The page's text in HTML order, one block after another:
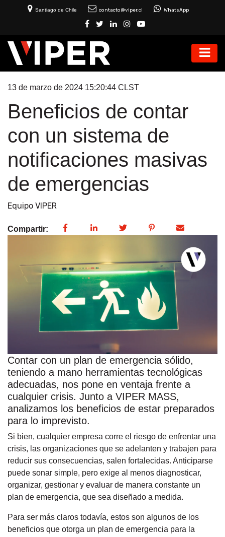
Santiago de Chile contacto@viper.cl WhatsApp
13 de marzo de 2024 15:20:44 CLST
Beneficios de contar
con un sistema de
notificaciones masivas
de emergencias
Equipo VIPER
Compartir:
Contar con un plan de emergencia sólido,
teniendo a mano herramientas tecnológicas
adecuadas, nos pone en ventaja frente a
cualquier crisis. Junto a VIPER MASS,
analizamos los beneficios de estar preparados
para lo imprevisto.
Si bien, cualquier empresa corre el riesgo de enfrentar una
crisis, las organizaciones que se adelanten y trabajen para
reducir sus consecuencias, salen fortalecidas. Anticiparse
puede sonar simple, pero exige al menos diagnosticar,
organizar, gestionar y evaluar de manera constante un
plan de emergencia, que sea diseñado a medida.
Para ser más claros todavía, estos son algunos de los
beneficios que otorga un plan de emergencia para la